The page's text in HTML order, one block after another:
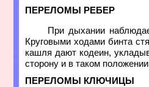
ПЕРЕЛОМЫ РЕБЕР
При дыхании
Круговыми ходами бинта
кашля дают кодеин,
сторону и в таком
ПЕРЕЛОМЫ КЛЮЧИЦЫ